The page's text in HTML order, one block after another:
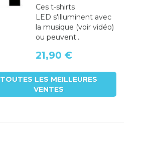
Ces t-shirts
LED s'illuminent avec
la musique (voir vidéo)
ou peuvent...
21,90 €
TOUTES LES MEILLEURES
VENTES